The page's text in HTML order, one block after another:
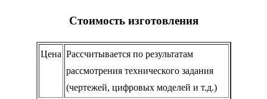
Стоимость изготовления
Цена Рассчитывается по результатам
рассмотрения технического задания
(чертежей, цифровых моделей и т.д.)